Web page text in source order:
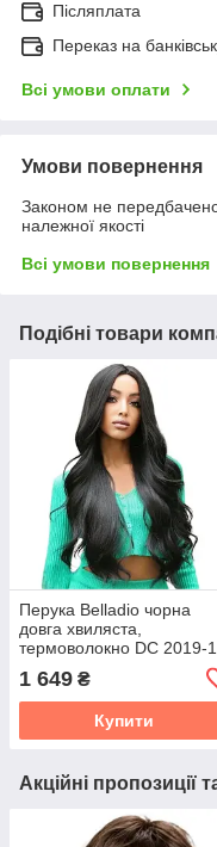
Післяплата
Переказ на
Всі умови оплати
Умови повернення
Законом не
належної якості
Всі умови повернення
Подібні товари
Перука Belladio чорна
довга хвиляста,
термоволокно DC 2019-1
1 649 ₴
Купити
Акційні пропозиції